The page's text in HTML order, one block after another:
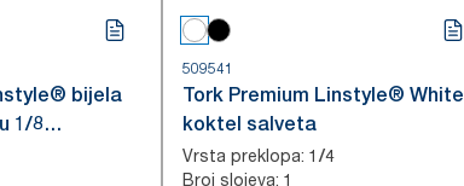
bijela
1/8
509541
Tork Premium Linstyle® White
koktel salveta
Vrsta preklopa: 1/4
Broj slojeva: 1